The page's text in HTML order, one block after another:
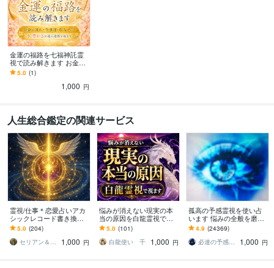
金運の福路を七福神託霊
視で読み解きます お金の
流れと受け取る器を視ま
す
5.0 (1)
1,000 円
人生総合鑑定の関連サービス
霊視/仕事＊恋愛占いアカ
シックレコード書き換え
ます ご懐妊報告多数※恋愛
＊子宝＊不倫＊転職占い※
人生全般
5.0 (204)
セリアン＆ソル中央太陽
1,000 円
悩みが消えない現実の本
当の原因を白龍霊視で視
ます 恋愛・仕事・お金・
人間関係｜流れを変える
次の一手を導きます
5.0 (101)
白龍使い 千
1,000 円
孤高の予感霊視を使い占
います 悩みの全般を磨き
上げ、研ぎ澄ました予感
より霊視により導きます
4.9 (24369)
必達の予感霊視 渡邊 潤一
1,000 円